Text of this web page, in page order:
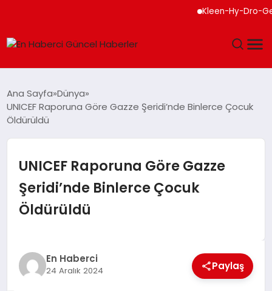
Kleen-Hy-Dro-Gen
SPOR
MAGAZIN
EKONOMI
Ana Sayfa Dünya
UNICEF Raporuna Göre Gazze Şeridi’nde Binlerce Çocuk
Öldürüldü
UNICEF Raporuna Göre Gazze
Şeridi’nde Binlerce Çocuk
Öldürüldü
En Haberci
24 Aralık 2024 Paylaş